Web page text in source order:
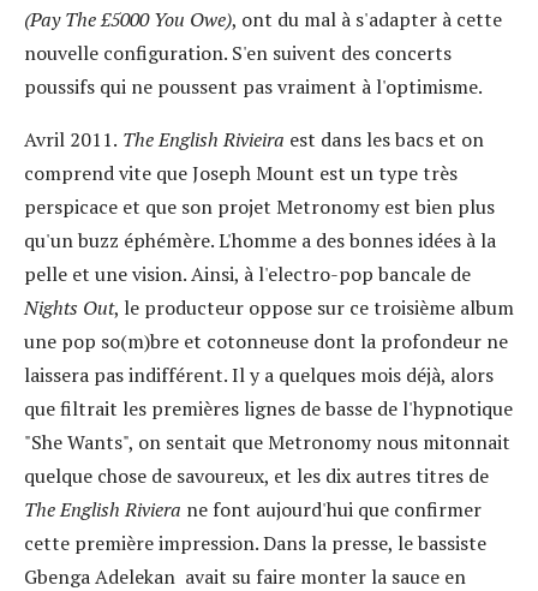
(Pay The £5000 You Owe), ont du mal à s'adapter à cette
nouvelle configuration. S'en suivent des concerts
poussifs qui ne poussent pas vraiment à l'optimisme.
Avril 2011. The English Rivieira est dans les bacs et on
comprend vite que Joseph Mount est un type très
perspicace et que son projet Metronomy est bien plus
qu'un buzz éphémère. L'homme a des bonnes idées à la
pelle et une vision. Ainsi, à l'electro-pop bancale de
Nights Out, le producteur oppose sur ce troisième album
une pop so(m)bre et cotonneuse dont la profondeur ne
laissera pas indifférent. Il y a quelques mois déjà, alors
que filtrait les premières lignes de basse de l'hypnotique
"She Wants", on sentait que Metronomy nous mitonnait
quelque chose de savoureux, et les dix autres titres de
The English Riviera ne font aujourd'hui que confirmer
cette première impression. Dans la presse, le bassiste
Gbenga Adelekan avait su faire monter la sauce en